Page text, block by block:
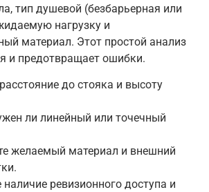
тип душевой (безбарьерная или
нагрузку и
материал. Этот простой анализ
и предотвращает ошибки.
до стояка и высоту
ли линейный или точечный
желаемый материал и внешний
наличие ревизионного доступа и